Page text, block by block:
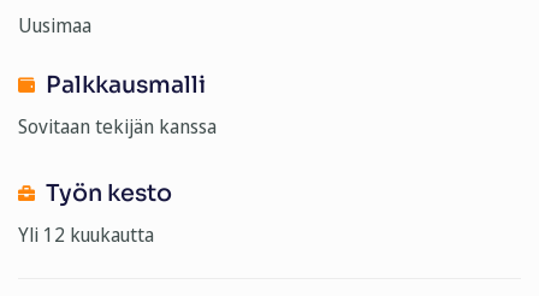
Uusimaa
Palkkausmalli
Sovitaan tekijän kanssa
Työn kesto
Yli 12 kuukautta